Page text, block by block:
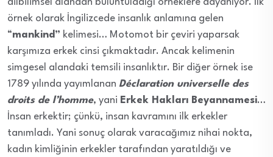
örnek olarak İngilizcede insanlık anlamına gelen
“mankind” kelimesi… Motomot bir çeviri yaparsak
karşımıza erkek cinsi çıkmaktadır. Ancak kelimenin
simgesel alandaki temsili insanlıktır. Bir diğer örnek ise
1789 yılında yayımlanan Déclaration universelle des
droits de l’homme, yani Erkek Hakları Beyannamesi…
İnsan erkektir; çünkü, insan kavramını ilk erkekler
tanımladı. Yani sonuç olarak varacağımız nihai nokta,
kadın kimliğinin erkekler tarafından yaratıldığı ve